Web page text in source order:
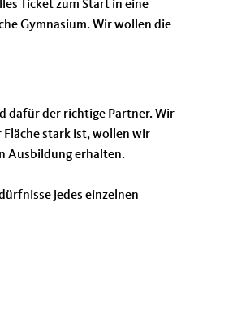
Ticket zum Start in eine
Gymnasium. Wir wollen die
dafür der richtige Partner. Wir
stark ist, wollen wir
Ausbildung erhalten.
jedes einzelnen